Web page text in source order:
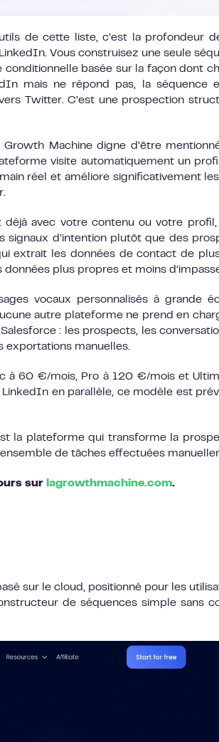
de cette liste, c’est la profondeur
Vous construisez une seule
basée sur la façon dont
mais ne répond pas, la séquence
Twitter. C’est une prospection
Machine digne d’être
visite automatiquement un
réel et améliore significativement
avec votre contenu ou votre profil,
signaux d’intention plutôt que des
extrait les données de contact de
plus propres et moins
vocaux personnalisés à grande
autre plateforme ne prend en
: les prospects, les
exportations manuelles.
à 60 €/mois, Pro à 120 €/mois et
en parallèle, ce modèle est
la plateforme qui transforme la
de tâches effectuées
sur lagrowthmachine.com.
sur le cloud, positionné pour les
de séquences simple sans